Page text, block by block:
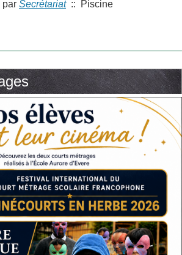
par Secrétariat:: Piscine